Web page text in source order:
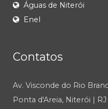
Águas de Niterói
Enel
Contatos
Av. Visconde do Rio
Ponta d'Areia, Niterói | RJ